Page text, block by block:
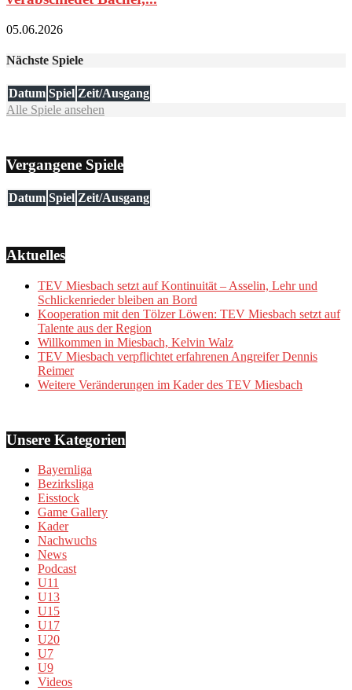
05.06.2026
Nächste Spiele
Datum Spiel Zeit/Ausgang
Alle Spiele ansehen
Vergangene Spiele
Datum Spiel Zeit/Ausgang
Aktuelles
TEV Miesbach setzt auf Kontinuität – Asselin, Lehr und
Schlickenrieder bleiben an Bord
Kooperation mit den Tölzer Löwen: TEV Miesbach setzt auf
Talente aus der Region
Willkommen in Miesbach, Kelvin Walz
TEV Miesbach verpflichtet erfahrenen Angreifer Dennis
Reimer
Weitere Veränderungen im Kader des TEV Miesbach
Unsere Kategorien
Bayernliga
Bezirksliga
Eisstock
Game Gallery
Kader
Nachwuchs
News
Podcast
U11
U13
U15
U17
U20
U7
U9
Videos